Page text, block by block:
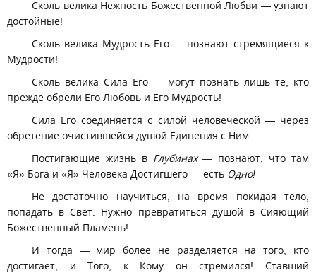
Сколь велика Нежность Божественной Любви — узнают
достойные!
Сколь велика Мудрость Его — познают стремящиеся к
Мудрости!
Сколь велика Сила Его — могут познать лишь те, кто
прежде обрели Его Любовь и Его Мудрость!
Сила Его соединяется с силой человеческой — через
обретение очистившейся душой Единения с Ним.
Постигающие жизнь в Глубинах— познают, что там
«Я» Бога и «Я» Человека Достигшего — есть Одно!
Не достаточно научиться, на время покидая тело,
попадать в Свет. Нужно превратиться душой в Сияющий
Божественный Пламень!
И тогда — мир более не разделяется на того, кто
достигает, и Того, к Кому он стремился! Ставший